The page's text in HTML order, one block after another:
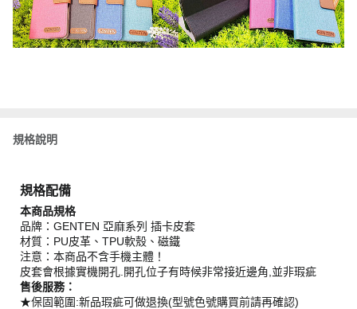
規格說明
規格配備
本商品規格
品牌：GENTEN 亞麻系列 插卡皮套
材質：PU皮革、TPU軟殼、磁鐵
注意：本商品不含手機主體！
皮套會根據實機開孔.開孔位子有時候非常接近邊角,並非瑕疵
售後服務：
★保固範圍:新品瑕疵可做退換(型號色號購買前請再確認)